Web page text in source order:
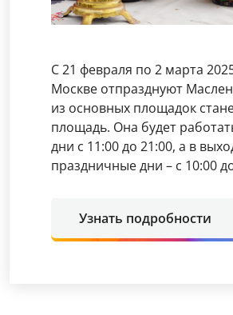
С 21 февраля по 2 марта
Москве отпразднуют
из основных площадок
площадь. Она будет
дни с 11:00 до 21:00, а в
праздничные дни – с 10:00
Узнать подробности